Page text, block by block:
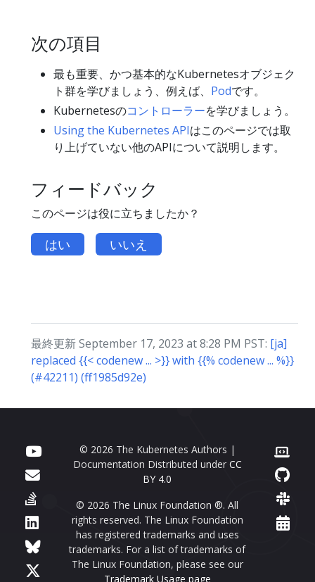
次の項目
最も重要、かつ基本的なKubernetesオブジェク
ト群を学びましょう、例えば、 Podです。
Kubernetesのコントローラーを学びましょう。
Using the Kubernetes APIはこのページでは取
り上げていない他のAPIについて説明します。
フィードバック
このページは役に立ちましたか？
はい いいえ
最終更新 September 17, 2023 at 8:28 PM PST: [ja]
replaced {{< codenew ... >}} with {{% codenew ... %}}
(#42211) (ff1985d92e)
© 2026 The Kubernetes Authors |
Documentation Distributed under CC
BY 4.0
© 2026 The Linux Foundation ®. All
rights reserved. The Linux Foundation
has registered trademarks and uses
trademarks. For a list of trademarks of
The Linux Foundation, please see our
Trademark Usage page